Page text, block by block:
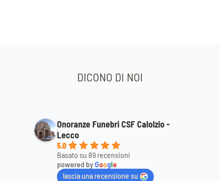
DICONO DI NOI
Onoranze Funebri CSF Calolzio -
Lecco
5.0
Basato su 89 recensioni
powered byGoogle
lascia una recensione su